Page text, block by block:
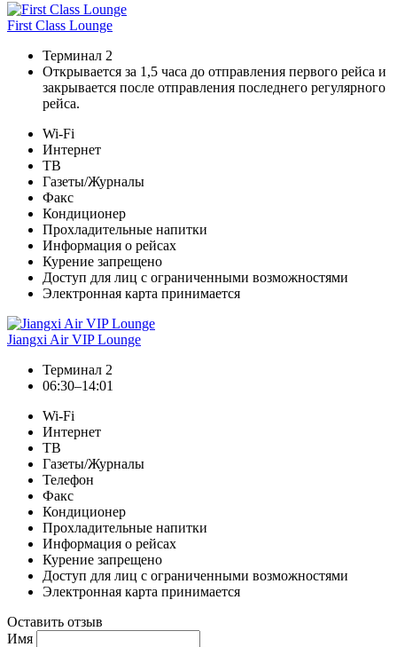
First Class Lounge
Терминал 2
Открывается за 1,5 часа до отправления первого рейса и
закрывается после отправления последнего регулярного
рейса.
Wi-Fi
Интернет
ТВ
Газеты/Журналы
Факс
Кондиционер
Прохладительные напитки
Информация о рейсах
Курение запрещено
Доступ для лиц с ограниченными возможностями
Электронная карта принимается
Jiangxi Air VIP Lounge
Терминал 2
06:30–14:01
Wi-Fi
Интернет
ТВ
Газеты/Журналы
Телефон
Факс
Кондиционер
Прохладительные напитки
Информация о рейсах
Курение запрещено
Доступ для лиц с ограниченными возможностями
Электронная карта принимается
Оставить отзыв
Имя